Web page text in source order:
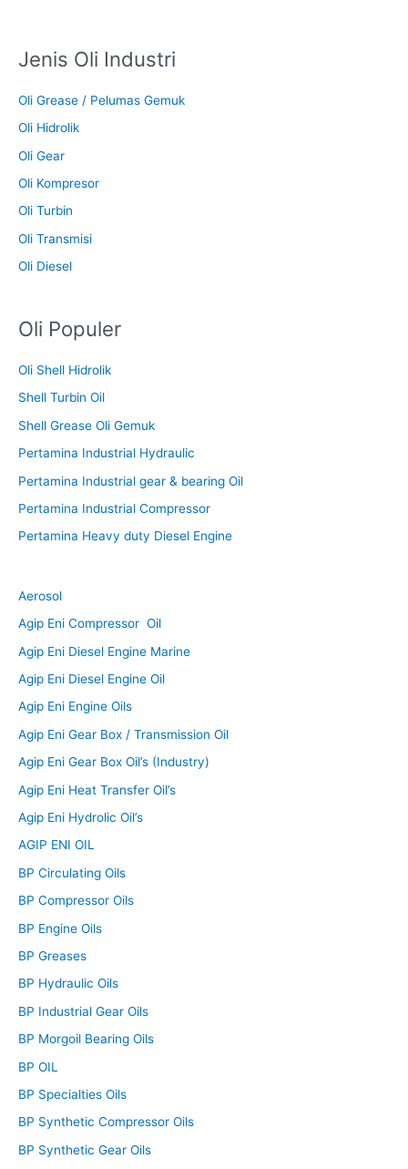
Jenis Oli Industri
Oli Grease / Pelumas Gemuk
Oli Hidrolik
Oli Gear
Oli Kompresor
Oli Turbin
Oli Transmisi
Oli Diesel
Oli Populer
Oli Shell Hidrolik
Shell Turbin Oil
Shell Grease Oli Gemuk
Pertamina Industrial Hydraulic
Pertamina Industrial gear & bearing Oil
Pertamina Industrial Compressor
Pertamina Heavy duty Diesel Engine
Aerosol
Agip Eni Compressor Oil
Agip Eni Diesel Engine Marine
Agip Eni Diesel Engine Oil
Agip Eni Engine Oils
Agip Eni Gear Box / Transmission Oil
Agip Eni Gear Box Oil’s (Industry)
Agip Eni Heat Transfer Oil’s
Agip Eni Hydrolic Oil’s
AGIP ENI OIL
BP Circulating Oils
BP Compressor Oils
BP Engine Oils
BP Greases
BP Hydraulic Oils
BP Industrial Gear Oils
BP Morgoil Bearing Oils
BP OIL
BP Specialties Oils
BP Synthetic Compressor Oils
BP Synthetic Gear Oils